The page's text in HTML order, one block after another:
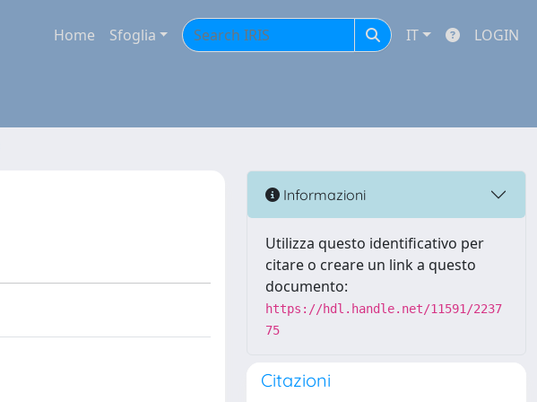
Home Sfoglia IT LOGIN
Informazioni
Utilizza questo identificativo per
citare o creare un link a questo
documento:
https://hdl.handle.net/11591/2237
75
Citazioni